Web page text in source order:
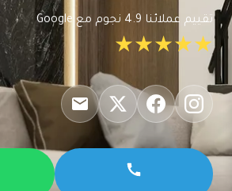
تقييم عملائنا 4.9 نجوم مع Google
★★★★★